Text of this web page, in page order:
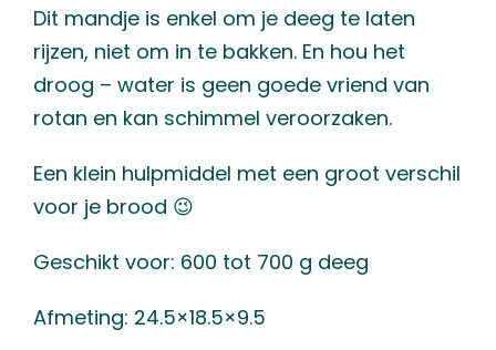
Dit mandje is enkel om je deeg te laten
rijzen, niet om in te bakken. En hou het
droog – water is geen goede vriend van
rotan en kan schimmel veroorzaken.
Een klein hulpmiddel met een groot verschil
voor je brood 😉
Geschikt voor: 600 tot 700 g deeg
Afmeting: 24.5×18.5×9.5